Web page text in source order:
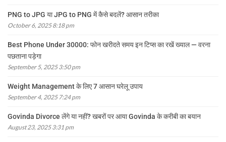
PNG to JPG या JPG to PNG में कैसे बदलें? आसान तरीका
October 6, 2025 8:18 pm
Best Phone Under 30000: फोन खरीदते समय इन टिप्स का रखें ख्याल — वरना
पछताना पड़ेगा
September 5, 2025 3:50 pm
Weight Management के लिए 7 आसान घरेलू उपाय
September 4, 2025 7:24 pm
Govinda Divorce लेंगे या नहीं? खबरों पर आया Govinda के करीबी का बयान
August 23, 2025 3:31 pm